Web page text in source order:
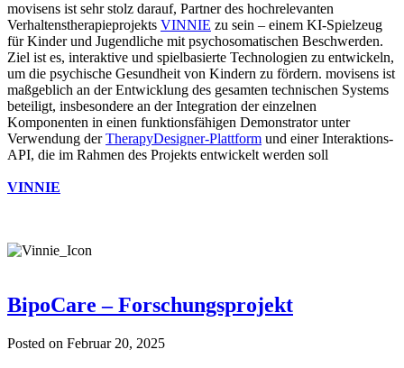
movisens ist sehr stolz darauf, Partner des hochrelevanten
Verhaltenstherapieprojekts VINNIE zu sein – einem KI-Spielzeug
für Kinder und Jugendliche mit psychosomatischen Beschwerden.
Ziel ist es, interaktive und spielbasierte Technologien zu entwickeln,
um die psychische Gesundheit von Kindern zu fördern. movisens ist
maßgeblich an der Entwicklung des gesamten technischen Systems
beteiligt, insbesondere an der Integration der einzelnen
Komponenten in einen funktionsfähigen Demonstrator unter
Verwendung derTherapyDesigner-Plattform und einer Interaktions-
API, die im Rahmen des Projekts entwickelt werden soll
VINNIE
BipoCare – Forschungsprojekt
Posted on Februar 20, 2025